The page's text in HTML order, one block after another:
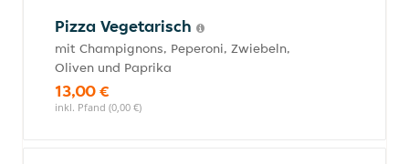
Pizza Vegetarisch
mit Champignons, Peperoni, Zwiebeln,
Oliven und Paprika
13,00 €
inkl. Pfand (0,00 €)